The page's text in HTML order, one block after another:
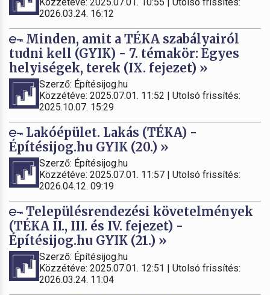
2026.03.24. 16:12
Minden, amit a TÉKA szabályairól
tudni kell (GYIK) - 7. témakör: Egyes
helyiségek, terek (IX. fejezet) »
Szerző: Építésijog.hu
Közzétéve: 2025.07.01. 11:52 | Utolsó frissítés:
2025.10.07. 15:29
Lakóépület. Lakás (TÉKA) -
Építésijog.hu GYIK (20.) »
Szerző: Építésijog.hu
Közzétéve: 2025.07.01. 11:57 | Utolsó frissítés:
2026.04.12. 09:19
Településrendezési követelmények
(TÉKA II., III. és IV. fejezet) -
Építésijog.hu GYIK (21.) »
Szerző: Építésijog.hu
Közzétéve: 2025.07.01. 12:51 | Utolsó frissítés:
2026.03.24. 11:04